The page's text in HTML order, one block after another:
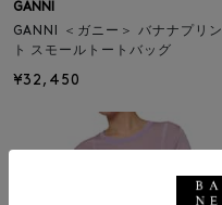
GANNI
GANNI ＜ガニー＞ バナナプリン
ト スモールトートバッグ
¥32,450